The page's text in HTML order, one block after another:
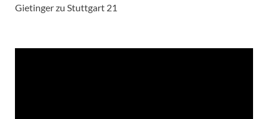
Gietinger zu Stuttgart 21